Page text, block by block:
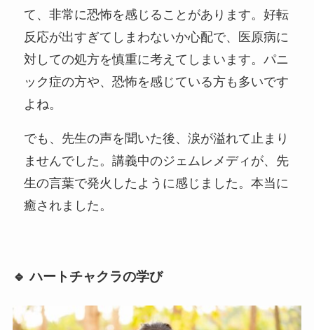
て、非常に恐怖を感じることがあります。好転
反応が出すぎてしまわないか心配で、医原病に
対しての処方を慎重に考えてしまいます。パニ
ック症の方や、恐怖を感じている方も多いです
よね。
でも、先生の声を聞いた後、涙が溢れて止まり
ませんでした。講義中のジェムレメディが、先
生の言葉で発火したように感じました。本当に
癒されました。
🔹 ハートチャクラの学び